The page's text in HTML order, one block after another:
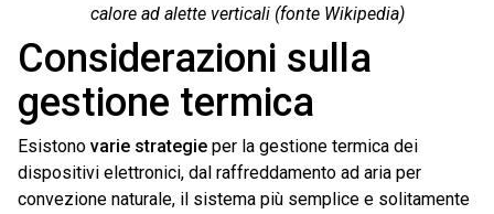
calore ad alette verticali (fonte Wikipedia)
Considerazioni sulla
gestione termica
Esistono varie strategie per la gestione termica dei
dispositivi elettronici, dal raffreddamento ad aria per
convezione naturale, il sistema più semplice e solitamente